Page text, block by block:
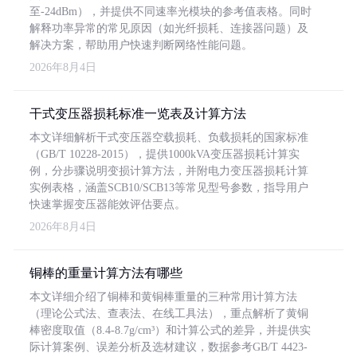
至-24dBm），并提供不同速率光模块的参考值表格。同时
解释功率异常的常见原因（如光纤损耗、连接器问题）及
解决方案，帮助用户快速判断网络性能问题。
2026年8月4日
干式变压器损耗标准一览表及计算方法
本文详细解析干式变压器空载损耗、负载损耗的国家标准
（GB/T 10228-2015），提供1000kVA变压器损耗计算实
例，分步骤说明变损计算方法，并附电力变压器损耗计算
实例表格，涵盖SCB10/SCB13等常见型号参数，指导用户
快速掌握变压器能效评估要点。
2026年8月4日
铜棒的重量计算方法有哪些
本文详细介绍了铜棒和黄铜棒重量的三种常用计算方法
（理论公式法、查表法、在线工具法），重点解析了黄铜
棒密度取值（8.4-8.7g/cm³）和计算公式的差异，并提供实
际计算案例、误差分析及选材建议，数据参考GB/T 4423-